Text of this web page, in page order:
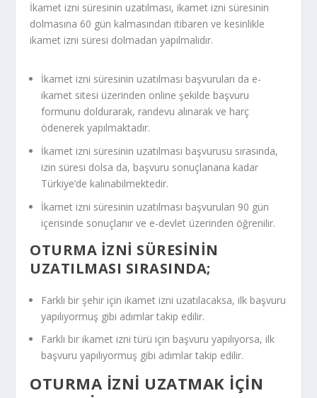
İkamet izni süresinin uzatılması, ikamet izni süresinin
dolmasına 60 gün kalmasından itibaren ve kesinlikle
ikamet izni süresi dolmadan yapılmalıdır.
İkamet izni süresinin uzatılması başvuruları da e-
ikamet sitesi üzerinden online şekilde başvuru
formunu doldurarak, randevu alınarak ve harç
ödenerek yapılmaktadır.
İkamet izni süresinin uzatılması başvurusu sırasında,
izin süresi dolsa da, başvuru sonuçlanana kadar
Türkiye’de kalınabilmektedir.
İkamet izni süresinin uzatılması başvuruları 90 gün
içerisinde sonuçlanır ve e-devlet üzerinden öğrenilir.
OTURMA IZNI SÜRESININ
UZATILMASI SIRASINDA;
Farklı bir şehir için ikamet izni uzatılacaksa, ilk başvuru
yapılıyormuş gibi adımlar takip edilir.
Farklı bir ikamet izni türü için başvuru yapılıyorsa, ilk
başvuru yapılıyormuş gibi adımlar takip edilir.
OTURMA İZNI UZATMAK İÇIN